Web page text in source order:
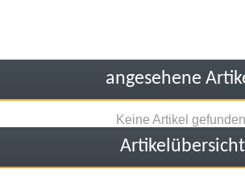
angesehene
Keine Artikel gefunden
Artikelübersicht